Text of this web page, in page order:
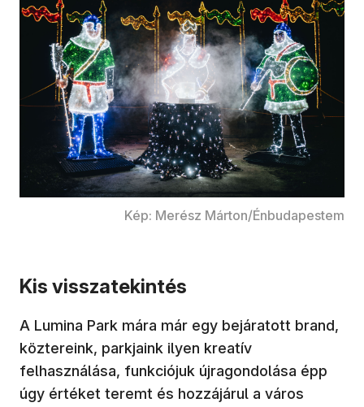
Kép: Merész Márton/Énbudapestem
Kis visszatekintés
A Lumina Park mára már egy bejáratott brand,
köztereink, parkjaink ilyen kreatív
felhasználása, funkciójuk újragondolása épp
úgy értéket teremt és hozzájárul a város